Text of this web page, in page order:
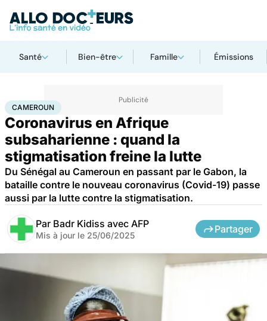
Santé Bien-être Famille Émissions
AccueilSanté Maladies Maladies infectieuses
CAMEROUN
Coronavirus en Afrique
subsaharienne : quand la
stigmatisation freine la lutte
Du Sénégal au Cameroun en passant par le Gabon, la
bataille contre le nouveau coronavirus (Covid-19) passe
aussi par la lutte contre la stigmatisation.
Par Badr Kidiss avec AFP
Mis à jour le 25/06/2025
Partager